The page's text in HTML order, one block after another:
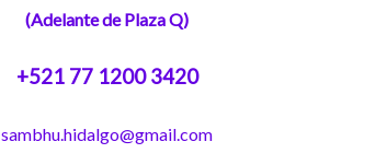
(Adelante de Plaza Q)
+521 77 1200 3420
sambhu.hidalgo@gmail.com